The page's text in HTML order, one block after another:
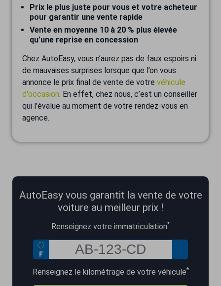
Prix le plus juste pour vous et votre acheteur
pour garantir une vente rapide
Vente en moyenne 10 à 20 % plus élevée
qu’une reprise en concession
Chez AutoEasy, vous n’aurez pas de faux espoirs ni
de mauvaises surprises lorsque que l’on vous
annonce le prix final de vente de votre véhicule
d'occasion. En effet, chez nous, c’est un conseiller
qui l’évalue au moment de votre rendez-vous en
agence.
AutoEasy vous garantit la vente de votre
voiture au meilleur prix !
Renseignez votre immatriculation*
Renseignez le kilométrage de votre véhicule*